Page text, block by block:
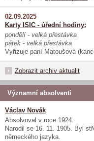
02.09.2025
Karty ISIC - úřední hodiny:
pondělí - velká přestávka
pátek - velká přestávka
Vyřizuje paní Matoušová
Zobrazit archiv aktualit
Významní absolventi
Václav Novák
Absolvoval v roce 1924.
Narodil se 16. 11. 1905. Byl
německého jazyka.